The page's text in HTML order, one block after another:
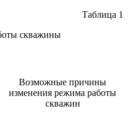
Таблица 1
скважины
Возможные причины
изменения режима работы
скважин